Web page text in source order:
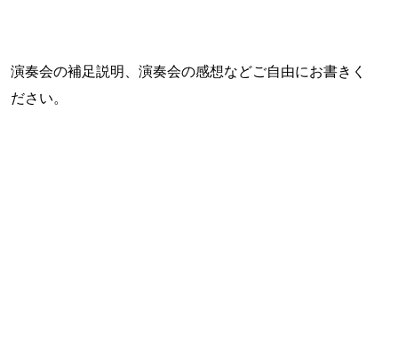
演奏会の補足説明、演奏会の感想などご自由にお書きく
ださい。